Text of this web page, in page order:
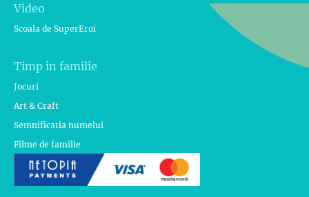
Video
Scoala de SuperEroi
Timp in familie
Jocuri
Art & Craft
Semnificatia numelui
Filme de familie